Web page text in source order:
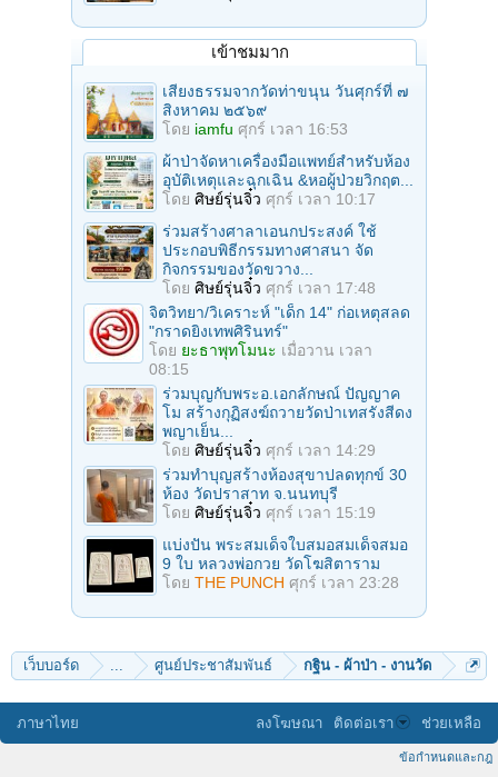
เข้าชมมาก
เสียงธรรมจากวัดท่าขนุน วันศุกร์ที่ ๗
สิงหาคม ๒๕๖๙
โดย iamfu ศุกร์ เวลา 16:53
ผ้าป่าจัดหาเครื่องมือแพทย์สำหรับห้อง
อุบัติเหตุและฉุกเฉิน &หอผู้ป่วยวิกฤต...
โดย ศิษย์รุ่นจิ๋ว ศุกร์ เวลา 10:17
ร่วมสร้างศาลาเอนกประสงค์ ใช้
ประกอบพิธีกรรมทางศาสนา จัด
กิจกรรมของวัดขวาง...
โดย ศิษย์รุ่นจิ๋ว ศุกร์ เวลา 17:48
จิตวิทยา/วิเคราะห์ "เด็ก 14" ก่อเหตุสลด
"กราดยิงเทพศิรินทร์"
โดย ยะธาพุทโมนะ เมื่อวาน เวลา
08:15
ร่วมบุญกับพระอ.เอกลักษณ์ ปัญญาค
โม สร้างกุฏิสงฆ์ถวายวัดป่าเทสรังสีดง
พญาเย็น...
โดย ศิษย์รุ่นจิ๋ว ศุกร์ เวลา 14:29
ร่วมทําบุญสร้างห้องสุขาปลดทุกข์ 30
ห้อง วัดปราสาท จ.นนทบุรี
โดย ศิษย์รุ่นจิ๋ว ศุกร์ เวลา 15:19
แบ่งปัน พระสมเด็จใบสมอสมเด็จสมอ
9 ใบ หลวงพ่อกวย วัดโฆสิตาราม
โดย THE PUNCH ศุกร์ เวลา 23:28
เว็บบอร์ด ศูนย์ประชาสัมพันธ์ กฐิน - ผ้าป่า - งานวัด
ภาษาไทย ลงโฆษณา ติดต่อเรา ช่วยเหลือ
ข้อกำหนดและกฎ